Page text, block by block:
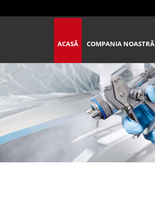
ACASĂ COMPANIA NOASTRĂ